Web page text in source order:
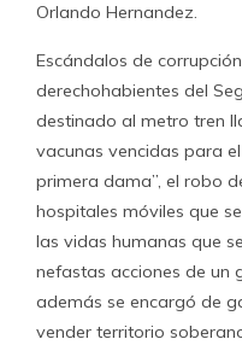
Orlando Hernandez.
Escándalos de
derechohabientes del
destinado al metro tren
vacunas vencidas para
primera dama”, el robo
hospitales móviles que
las vidas humanas que
nefastas acciones de un
además se encargó de
vender territorio